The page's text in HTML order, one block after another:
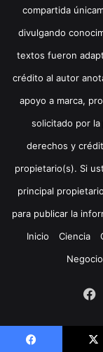
compartida
divulgando
textos fueron
crédito al autor
apoyo a marca,
solicitado por
derechos y
propietario(s). Si
principal
para publicar la
Inicio
Ciencia